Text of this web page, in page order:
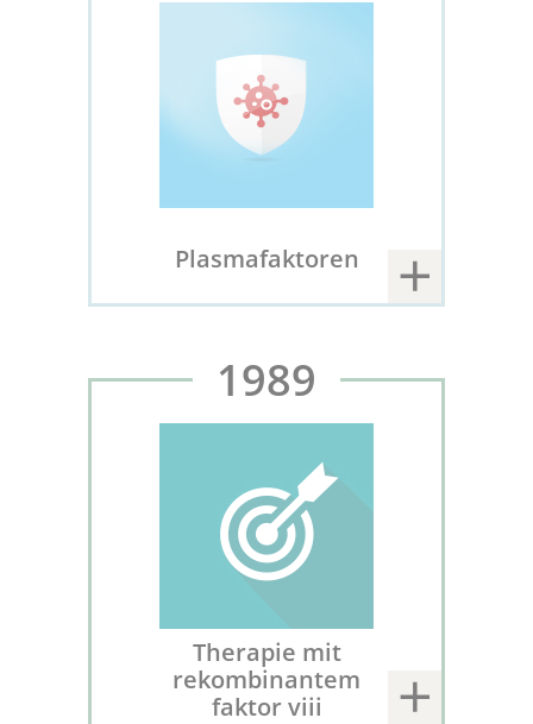
Plasmafaktoren
1989
Therapie mit
rekombinantem
faktor viii